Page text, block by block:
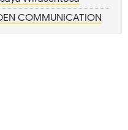
COMMUNICATION